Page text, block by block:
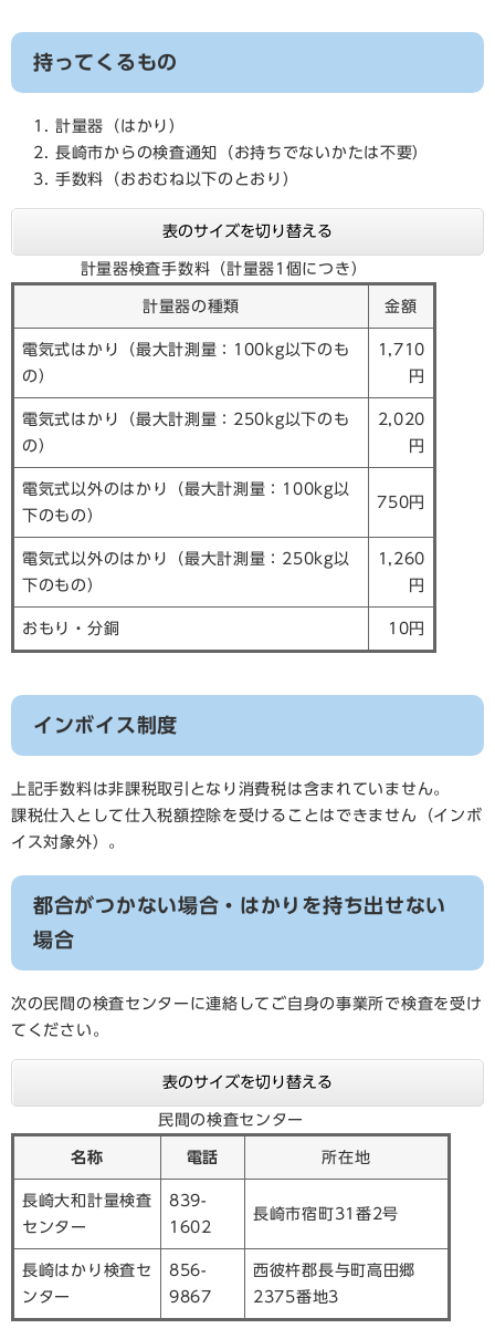
持ってくるもの
計量器（はかり）
長崎市からの検査通知（お持ちでないかたは不要）
手数料（おおむね以下のとおり）
表のサイズを切り替える
計量器検査手数料（計量器1個につき）
計量器の種類 金額
電気式はかり（最大計測量：100kg以下のも
の）
1,710
円
電気式はかり（最大計測量：250kg以下のも
の）
2,020
円
電気式以外のはかり（最大計測量：100kg以
下のもの）
750円
電気式以外のはかり（最大計測量：250kg以
下のもの）
1,260
円
おもり・分銅 10円
インボイス制度
上記手数料は非課税取引となり消費税は含まれていません。
課税仕入として仕入税額控除を受けることはできません（インボ
イス対象外）。
都合がつかない場合・はかりを持ち出せない
場合
次の民間の検査センターに連絡してご自身の事業所で検査を受け
てください。
表のサイズを切り替える
民間の検査センター
名称 電話 所在地
長崎大和計量検査
センター
839-
1602
長崎市宿町31番2号
長崎はかり検査セ
ンター
856-
9867
西彼杵郡長与町高田郷
2375番地3